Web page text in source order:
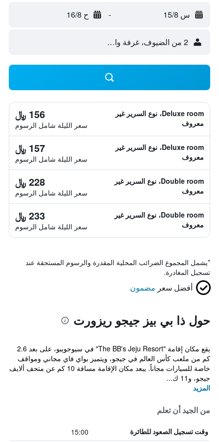
س 15/8 - ح 16/8
2 من الضيوف، غرفة واحدة
Deluxe room، نوع السرير غير
معروف
156 ﷼
سعر الليلة شامل الرسوم
Deluxe room، نوع السرير غير
معروف
157 ﷼
سعر الليلة شامل الرسوم
Double room، نوع السرير غير
معروف
228 ﷼
سعر الليلة شامل الرسوم
Double room، نوع السرير غير
معروف
233 ﷼
سعر الليلة شامل الرسوم
*يشمل المجموع الضرائب المحلية المقدرة والرسوم المستحقة عند
تسجيل المغادرة.
أفضل سعر مضمون
حول ذا بي بيز جيجو ريزورت
يقع مكان إقامة "The BB's Jeju Resort" في سيوجويبو، على بعد 2.6
كم من ملعب كأس العالم في جيجو، ويتميز بواي فاي مجاني ومواقف
خاصة للسيارات مجاناً. يبعد مكان الإقامة مسافة 10 كم عن متحف ألايف
جيجو، و11 ك...
المزيد
من الجيد أن تعلم
وقت تسجيل الصعود للطائرة 15:00